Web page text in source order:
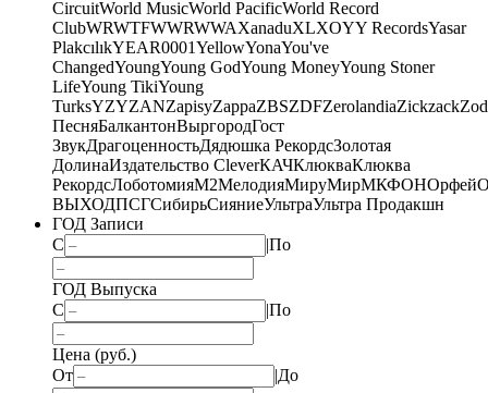
CircuitWorld MusicWorld PacificWorld Record
ClubWRWTFWWRWWAXanaduXLXOYY RecordsYasar
PlakcılıkYEAR0001YellowYonaYou've
ChangedYoungYoung GodYoung MoneyYoung Stoner
LifeYoung TikiYoung
TurksYZYZANZapisyZappaZBSZDFZerolandiaZickzack
ПесняБалкантонВыргородГост
ЗвукДрагоценностьДядюшка РекордсЗолотая
ДолинаИздательство CleverКАЧКлюкваКлюква
РекордсЛоботомияМ2МелодияМируМирМКФОНОрфей
ВЫХОДПСГСибирьСияниеУльтраУльтра Продакшн
ГОД Записи
С
|По
ГОД Выпуска
С
|По
Цена (руб.)
От
|До